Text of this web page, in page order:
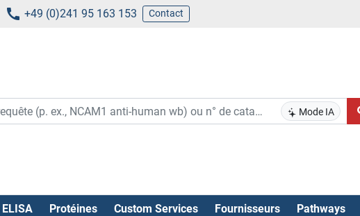
+49 (0)241 95 163 153 Contact
Mode IA
Protéines Custom Services Fournisseurs Pathways